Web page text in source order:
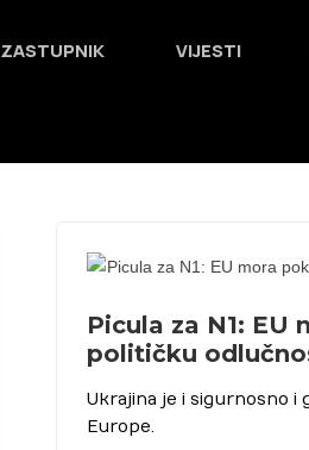
ZASTUPNIK VIJESTI
Picula za N1: EU
političku
Ukrajina je i sigurnosno i
Europe.